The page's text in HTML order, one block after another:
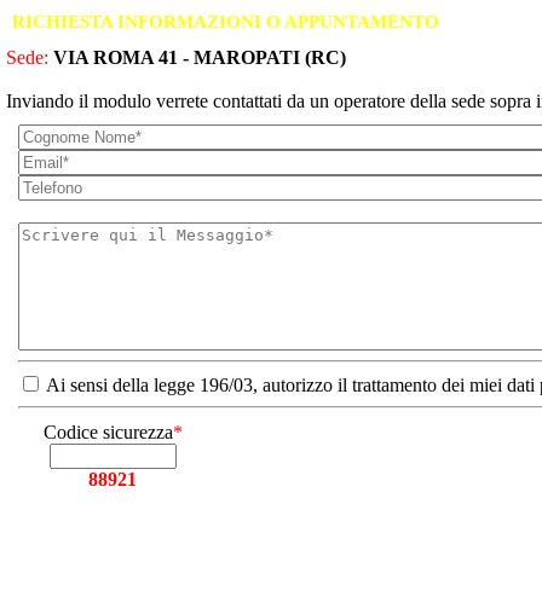
RICHIESTA INFORMAZIONI O APPUNTAMENTO
Sede: VIA ROMA 41 - MAROPATI (RC)
Inviando il modulo verrete contattati da un operatore della sede sopra
Ai sensi della legge 196/03, autorizzo il trattamento dei miei
Codice sicurezza*
88921